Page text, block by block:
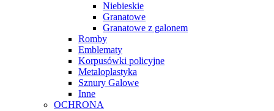
Niebieskie
Granatowe
Granatowe z galonem
Romby
Emblematy
Korpusówki policyjne
Metaloplastyka
Sznury Galowe
Inne
OCHRONA